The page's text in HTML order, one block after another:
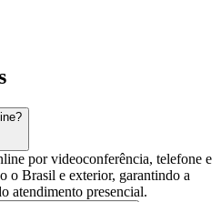
por videoconferência, telefone e
o Brasil e exterior, garantindo a
atendimento presencial.